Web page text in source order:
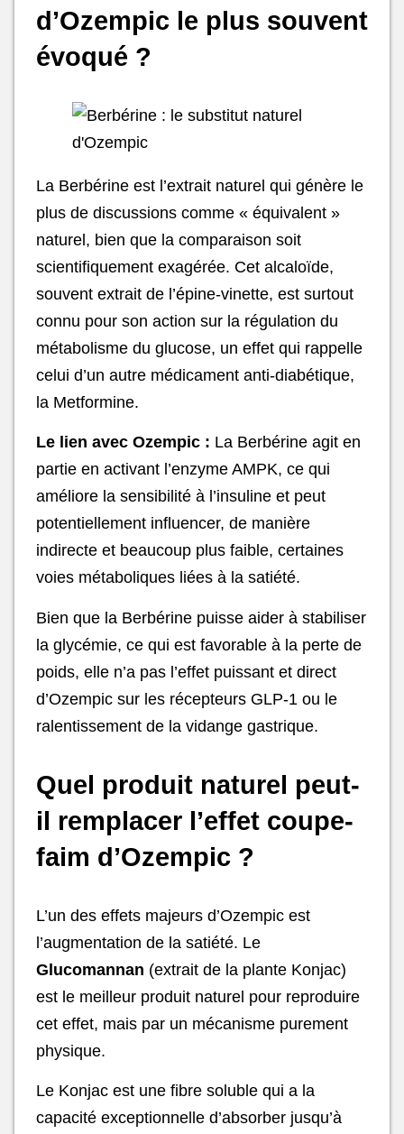
d’Ozempic le plus souvent
évoqué ?
La Berbérine est l’extrait naturel qui génère le
plus de discussions comme « équivalent »
naturel, bien que la comparaison soit
scientifiquement exagérée. Cet alcaloïde,
souvent extrait de l’épine-vinette, est surtout
connu pour son action sur la régulation du
métabolisme du glucose, un effet qui rappelle
celui d’un autre médicament anti-diabétique,
la Metformine.
Le lien avec Ozempic : La Berbérine agit en
partie en activant l’enzyme AMPK, ce qui
améliore la sensibilité à l’insuline et peut
potentiellement influencer, de manière
indirecte et beaucoup plus faible, certaines
voies métaboliques liées à la satiété.
Bien que la Berbérine puisse aider à stabiliser
la glycémie, ce qui est favorable à la perte de
poids, elle n’a pas l’effet puissant et direct
d’Ozempic sur les récepteurs GLP-1 ou le
ralentissement de la vidange gastrique.
Quel produit naturel peut-
il remplacer l’effet coupe-
faim d’Ozempic ?
L’un des effets majeurs d’Ozempic est
l’augmentation de la satiété. Le
Glucomannan (extrait de la plante Konjac)
est le meilleur produit naturel pour reproduire
cet effet, mais par un mécanisme purement
physique.
Le Konjac est une fibre soluble qui a la
capacité exceptionnelle d’absorber jusqu’à